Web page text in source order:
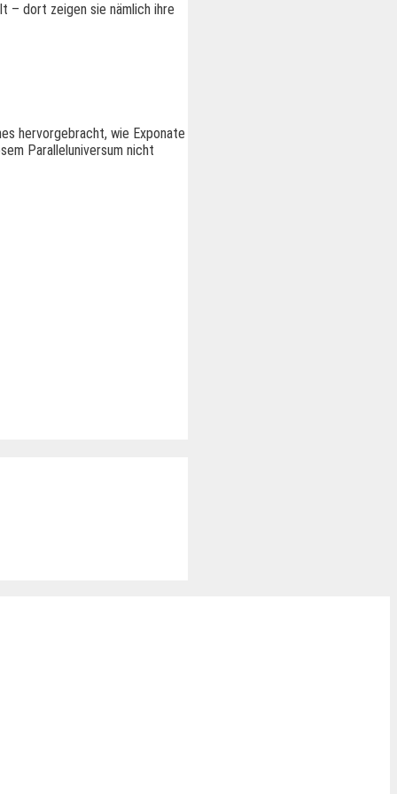
– dort zeigen sie nämlich ihre
hervorgebracht, wie Exponate
Paralleluniversum nicht